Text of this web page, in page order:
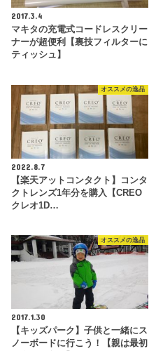
2017.3.4
マキタの充電式コードレスクリー
ナーが超便利【裏技フィルターに
ティッシュ】
オススメの逸品
2022.8.7
【楽天アットコンタクト】コンタ
クトレンズ1年分を購入【CREO
クレオ1D…
オススメの逸品
2017.1.30
【キッズパーク】子供と一緒にス
ノーボードに行こう！【親は最初